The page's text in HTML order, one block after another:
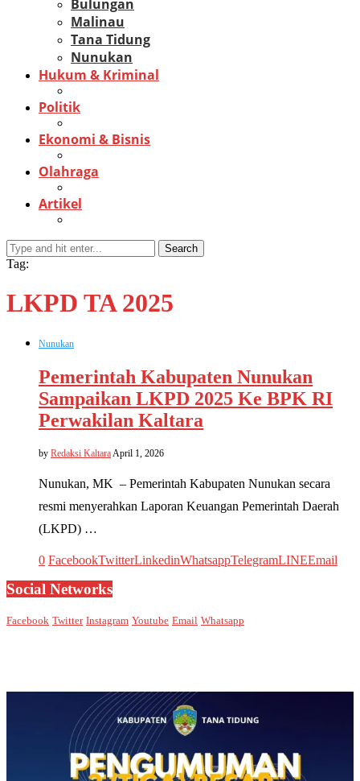
Bulungan
Malinau
Tana Tidung
Nunukan
Hukum & Kriminal
Politik
Ekonomi & Bisnis
Olahraga
Artikel
Search
Tag:
LKPD TA 2025
Nunukan
Pemerintah Kabupaten Nunukan
Sampaikan LKPD 2025 Ke BPK RI
Perwakilan Kaltara
by Redaksi Kaltara April 1, 2026
Nunukan, MK – Pemerintah Kabupaten Nunukan secara
resmi menyerahkan Laporan Keuangan Pemerintah Daerah
(LKPD) …
0 FacebookTwitterLinkedinWhatsappTelegramLINEEmail
Social Networks
Facebook Twitter Instagram Youtube Email Whatsapp